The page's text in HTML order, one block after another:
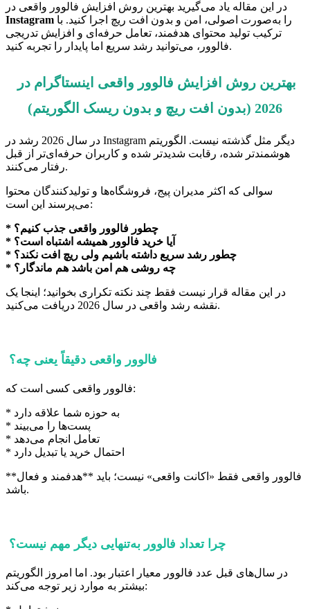
در این مقاله یاد می‌گیرید بهترین روش افزایش فالوور واقعی در
Instagram
ترکیب تولید محتوای هدفمند، تعامل حرفه‌ای و افزایش تدریجی
فالوور، می‌توانید رشد سریع اما پایدار را تجربه کنید.
2026 (بدون افت ریچ و بدون ریسک الگوریتم)
در سال 2026 رشد در Instagram دیگر مثل گذشته نیست. الگوریتم
هوشمندتر شده، رقابت شدیدتر شده و کاربران حرفه‌ای‌تر از قبل
رفتار می‌کنند.
سوالی که اکثر مدیران پیج، فروشگاه‌ها و تولیدکنندگان محتوا
می‌پرسند این است:
* چطور فالوور واقعی جذب کنیم؟
* آیا خرید فالوور همیشه اشتباه است؟
* چطور رشد سریع داشته باشیم ولی ریچ افت نکند؟
* چه روشی هم امن باشد هم ماندگار؟
در این مقاله قرار نیست فقط چند نکته تکراری بخوانید؛ اینجا یک
نقشه رشد واقعی در سال 2026 دریافت می‌کنید.
فالوور واقعی دقیقاً یعنی چه؟
فالوور واقعی کسی است که:
* به حوزه شما علاقه دارد
* پست‌ها را می‌بیند
* تعامل انجام می‌دهد
* احتمال خرید یا تبدیل دارد
فالوور واقعی فقط «اکانت واقعی» نیست؛ باید **هدفمند و فعال**
باشد.
چرا تعداد فالوور به‌تنهایی دیگر مهم نیست؟
در سال‌های قبل عدد فالوور معیار اعتبار بود. اما امروز الگوریتم
بیشتر به موارد زیر توجه می‌کند: